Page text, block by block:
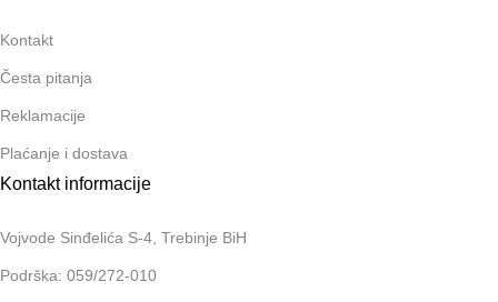
Kontakt
Česta pitanja
Reklamacije
Plaćanje i dostava
Kontakt informacije
Vojvode Sinđelića S-4, Trebinje BiH
Podrška: 059/272-010